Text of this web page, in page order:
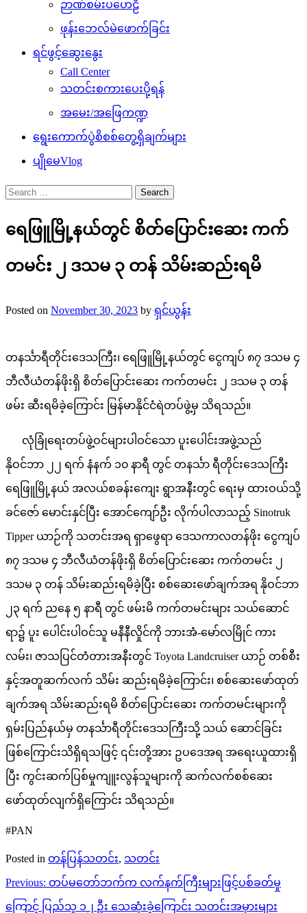
ဉာဏ်စမ်းပဟေဠိ
ဖုန်းဘေလ်မဲဖောက်ခြင်း
ရင်ဖွင့်ဆွေးနွေး
Call Center
သတင်းစကားပေးပို့ရန်
အမေး/အဖြေကဏ္ဍ
ရွေးကောက်ပွဲစိစစ်တွေ့ရှိချက်များ
ပျိုမေVlog
Search
for:
ရေဖြူမြို့နယ်တွင် စိတ်ပြောင်းဆေး ကက်
တမင်း ၂ ဒသမ ၃ တန် သိမ်းဆည်းရမိ
Posted on November 30, 2023 by ရှင်ယွန်း
တနင်္သာရီတိုင်းဒေသကြီး၊ ရေဖြူမြို့နယ်တွင် ငွေကျပ် ၈၇ ဒသမ ၄
ဘီလီယံတန်ဖိုးရှိ စိတ်ပြောင်းဆေး ကက်တမင်း ၂ ဒသမ ၃ တန်
ဖမ်း ဆီးရမိခဲ့ကြောင်း မြန်မာနိုင်ငံရဲတပ်ဖွဲ့မှ သိရသည်။
လုံခြုံရေးတပ်ဖွဲ့ဝင်များပါဝင်သော ပူးပေါင်းအဖွဲ့သည်
နိုဝင်ဘာ ၂၂ ရက် နံနက် ၁၀ နာရီ တွင် တနင်္သာ ရီတိုင်းဒေသကြီး
ရေဖြူမြို့နယ် အလယ်စခန်းကျေး ရွာအနီးတွင် ရေးမှ ထားဝယ်သို့
ခင်ဇော် မောင်းနှင်ပြီး အောင်ကျော်ဦး လိုက်ပါလာသည့် Sinotruk
Tipper ယာဉ်ကို သတင်းအရ ရှာဖွေရာ ဒေသကာလတန်ဖိုး ငွေကျပ်
၈၇ ဒသမ ၄ ဘီလီယံတန်ဖိုးရှိ စိတ်ပြောင်းဆေး ကက်တမင်း ၂
ဒသမ ၃ တန် သိမ်းဆည်းရမိခဲ့ပြီး စစ်ဆေးဖော်ချက်အရ နိုဝင်ဘာ
၂၃ ရက် ညနေ ၅ နာရီ တွင် ဖမ်းမိ ကက်တမင်းများ သယ်ဆောင်
ရာ၌ ပူး ပေါင်းပါဝင်သူ မနီနီလှိုင်ကို ဘားအံ-မော်လမြိုင် ကား
လမ်း၊ ဇာသပြင်တံတားအနီးတွင် Toyota Landcruiser ယာဉ် တစ်စီး
နှင့်အတူဆက်လက် သိမ်း ဆည်းရမိခဲ့ကြောင်း၊ စစ်ဆေးဖော်ထုတ်
ချက်အရ သိမ်းဆည်းရမိ စိတ်ပြောင်းဆေး ကက်တမင်းများကို
ရှမ်းပြည်နယ်မှ တနင်္သာရီတိုင်းဒေသကြီးသို့ သယ် ဆောင်ခြင်း
ဖြစ်ကြောင်းသိရှိရသဖြင့် ၎င်းတို့အား ဥပဒေအရ အရေးယူထားရှိ
ပြီး ကွင်းဆက်ပြစ်မှုကျူးလွန်သူများကို ဆက်လက်စစ်ဆေး
ဖော်ထုတ်လျက်ရှိကြောင်း သိရသည်။
#PAN
Posted in တန်ပြန်သတင်း, သတင်း
Post
navigation
Previous: တပ်မတော်ဘက်က လက်နက်ကြီးများဖြင့်ပစ်ခတ်မှု
ကြောင့် ပြည်သူ ၁၂ ဦး သေဆုံးခဲ့ကြောင်း သတင်းအမှားများ